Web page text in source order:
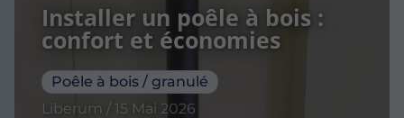
Installer un poêle à bois :
confort et économies
Poêle à bois / granulé
Liberum / 15 Mai 2026